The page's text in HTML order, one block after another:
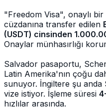
"Freedom Visa", onaylı bir
cüzdanına transfer edilen
(USDT) cinsinden
Onaylar münhasırlığı
Salvador pasaportu,
Latin Amerika'nın çoğu
sunuyor. İngiltere şu anda
vize istiyor. İşleme süresi
hızlılar arasında.